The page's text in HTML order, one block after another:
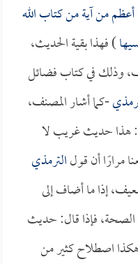
من آية من كتاب الله
) فهذا بقية الحديث،
وذلك في كتاب فضائل
-كما أشار المصنف،
هذا حديث غريب لا
مرارًا أن قولالترمذي
إذا ما أضاف إلى
الصحة، فإذا قال: حديث
اصطلاح كثير من